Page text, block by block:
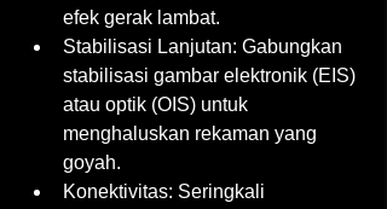
efek gerak lambat.
Stabilisasi Lanjutan: Gabungkan
stabilisasi gambar elektronik (EIS)
atau optik (OIS) untuk
menghaluskan rekaman yang
goyah.
Konektivitas: Seringkali